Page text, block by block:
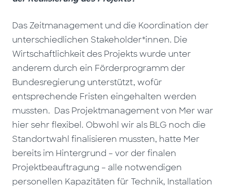
Das Zeitmanagement und die Koordination der
unterschiedlichen Stakeholder*innen. Die
Wirtschaftlichkeit des Projekts wurde unter
anderem durch ein Förderprogramm der
Bundesregierung unterstützt, wofür
entsprechende Fristen eingehalten werden
mussten. Das Projektmanagement von Mer war
hier sehr flexibel. Obwohl wir als BLG noch die
Standortwahl finalisieren mussten, hatte Mer
bereits im Hintergrund – vor der finalen
Projektbeauftragung – alle notwendigen
personellen Kapazitäten für Technik, Installation